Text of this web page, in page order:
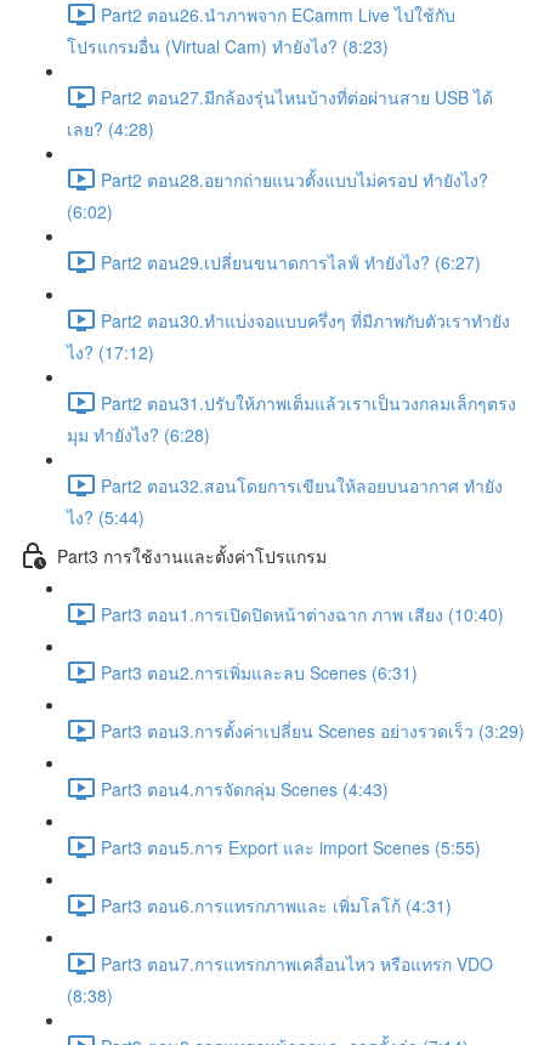
Part2 ตอน26.นำภาพจาก ECamm Live ไปใช้กับ
โปรแกรมอื่น (Virtual Cam) ทำยังไง? (8:23)
Part2 ตอน27.มีกล้องรุ่นไหนบ้างที่ต่อผ่านสาย USB ได้
เลย? (4:28)
Part2 ตอน28.อยากถ่ายแนวตั้งแบบไม่ครอป ทำยังไง?
(6:02)
Part2 ตอน29.เปลี่ยนขนาดการไลฟ์ ทำยังไง? (6:27)
Part2 ตอน30.ทำแบ่งจอแบบครึ่งๆ ที่มีภาพกับตัวเราทำยัง
ไง? (17:12)
Part2 ตอน31.ปรับให้ภาพเต็มแล้วเราเป็นวงกลมเล็กๆตรง
มุม ทำยังไง? (6:28)
Part2 ตอน32.สอนโดยการเขียนให้ลอยบนอากาศ ทำยัง
ไง? (5:44)
Part3 การใช้งานและตั้งค่าโปรแกรม
Part3 ตอน1.การเปิดปิดหน้าต่างฉาก ภาพ เสียง (10:40)
Part3 ตอน2.การเพิ่มและลบ Scenes (6:31)
Part3 ตอน3.การตั้งค่าเปลี่ยน Scenes อย่างรวดเร็ว (3:29)
Part3 ตอน4.การจัดกลุ่ม Scenes (4:43)
Part3 ตอน5.การ Export และ import Scenes (5:55)
Part3 ตอน6.การแทรกภาพและ เพิ่มโลโก้ (4:31)
Part3 ตอน7.การแทรกภาพเคลื่อนไหว หรือแทรก VDO
(8:38)